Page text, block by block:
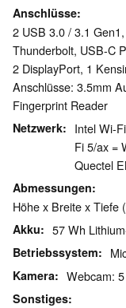
Anschlüsse
2 USB 3.0 / 3.1
Thunderbolt, USB-C
2 DisplayPort, 1
Anschlüsse: 3.5mm
Fingerprint Reader
Netzwerk
Intel Wi-
Fi 5/ax =
Quectel
Abmessungen
Höhe x Breite x Tiefe
Akku 57 Wh
Betriebssystem
Kamera Webcam:
Sonstiges